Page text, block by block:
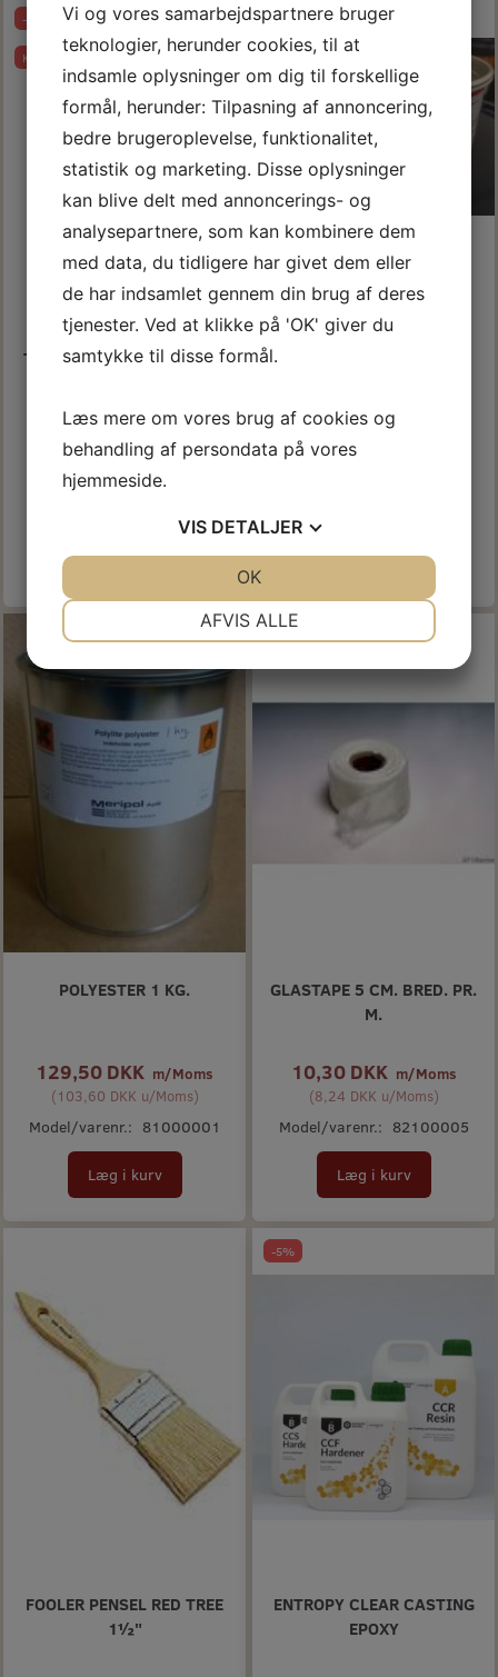
-15%
Køb 12+ og få 5% rabat
TEC7 LIM, FUGE- &
TÆTNINGSMASSE 310 ML.
144,50 DKK m/Moms
115,60 DKK u/Moms
170,00 DKKm/Moms
Du sparer:25,50 DKK
Se produktet
RUBBING R-10, 1 KG.
261,00 DKK
(
Læg i kurv
POLYESTER 1 KG.
129,50 DKK m/Moms
(103,60 DKK u/Moms)
Model/varenr.: 81000001
Læg i kurv
GLASTAPE 5 CM. BRED. PR.
M.
10,30 DKK m/Moms
(8,24 DKK u/Moms)
Model/varenr.: 82100005
Læg i kurv
FOOLER PENSEL RED TREE
1½"
-5%
ENTROPY CLEAR CASTING
EPOXY
Vi og vores samarbejdspartnere bruger
teknologier, herunder cookies, til at
indsamle oplysninger om dig til forskellige
formål, herunder: Tilpasning af annoncering,
bedre brugeroplevelse, funktionalitet,
statistik og marketing. Disse oplysninger
kan blive delt med annoncerings- og
analysepartnere, som kan kombinere dem
med data, du tidligere har givet dem eller
de har indsamlet gennem din brug af deres
tjenester. Ved at klikke på 'OK' giver du
samtykke til disse formål.
Læs mere om vores brug af cookies og
behandling af persondata på vores
hjemmeside.
VIS DETALJER
MARKETING
AFVIS ALLE
OK